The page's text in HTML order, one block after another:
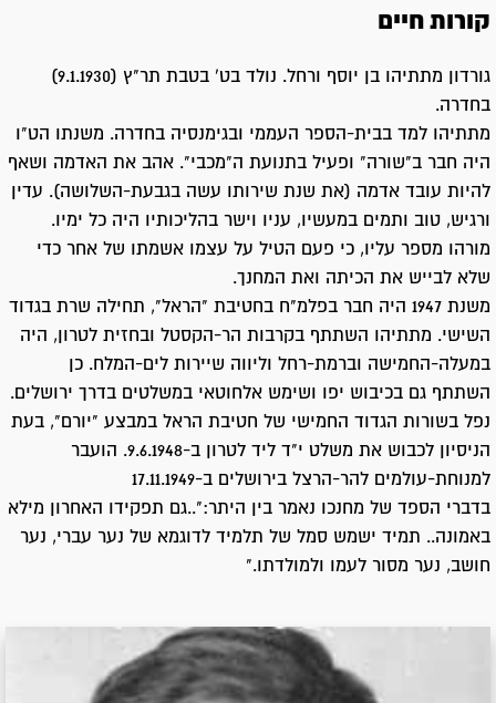
קורות חיים
גורדון מתתיהו בן יוסף ורחל. נולד בט' בטבת תר"ץ (9.1.1930)
בחדרה.
מתתיהו למד בבית-הספר העממי ובגימנסיה בחדרה. משנתו הט"ו
היה חבר ב"שורה" ופעיל בתנועת ה"מכבי". אהב את האדמה ושאף
להיות עובד אדמה (את שנת שירותו עשה בגבעת-השלושה). עדין
ורגיש, טוב ותמים במעשיו, עניו וישר בהליכותיו היה כל ימיו.
מורהו מספר עליו, כי פעם הטיל על עצמו אשמתו של אחר כדי
שלא לבייש את הכיתה ואת המחנך.
משנת 1947 היה חבר בפלמ"ח בחטיבת "הראל", תחילה שרת בגדוד
השישי. מתתיהו השתתף בקרבות הר-הקסטל ובחזית לטרון, היה
במעלה-החמישה וברמת-רחל וליווה שיירות לים-המלח. כן
השתתף גם בכיבוש יפו ושימש אלחוטאי במשלטים בדרך ירושלים.
נפל בשורות הגדוד החמישי של חטיבת הראל במבצע "יורם", בעת
הניסיון לכבוש את משלט י"ד ליד לטרון ב-9.6.1948. הועבר
למנוחת-עולמים להר-הרצל בירושלים ב-17.11.1949
בדברי הספד של מחנכו נאמר בין היתר:"..גם תפקידו האחרון מילא
באמונה.. תמיד ישמש סמל של תלמיד לדוגמא של נער עברי, נער
חושב, נער מסור לעמו ולמולדתו."